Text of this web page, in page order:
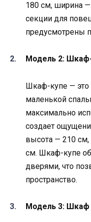
180 см, ширина
секции для
предусмотрены
Модель 2:
Шкаф-купе — это
маленькой
максимально
создает
высота — 210
см. Шкаф-купе
дверями, что
пространство.
Модель 3: Шкаф